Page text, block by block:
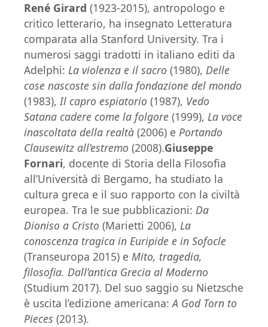
René Girard (1923-2015), antropologo e
critico letterario, ha insegnato Letteratura
comparata alla Stanford University. Tra i
numerosi saggi tradotti in italiano editi da
Adelphi: La violenza e il sacro (1980), Delle
cose nascoste sin dalla fondazione del mondo
(1983),Il capro espiatorio (1987), Vedo
Satana cadere come la folgore (1999), La voce
inascoltata della realtà (2006) e Portando
Clausewitz all’estremo (2008).Giuseppe
Fornari, docente di Storia della Filosofia
all’Università di Bergamo, ha studiato la
cultura greca e il suo rapporto con la civiltà
europea. Tra le sue pubblicazioni: Da
Dioniso a Cristo (Marietti 2006), La
conoscenza tragica in Euripide e in Sofocle
(Transeuropa 2015) e Mito, tragedia,
filosofia. Dall’antica Grecia al Moderno
(Studium 2017). Del suo saggio su Nietzsche
è uscita l’edizione americana:A God Torn to
Pieces (2013).